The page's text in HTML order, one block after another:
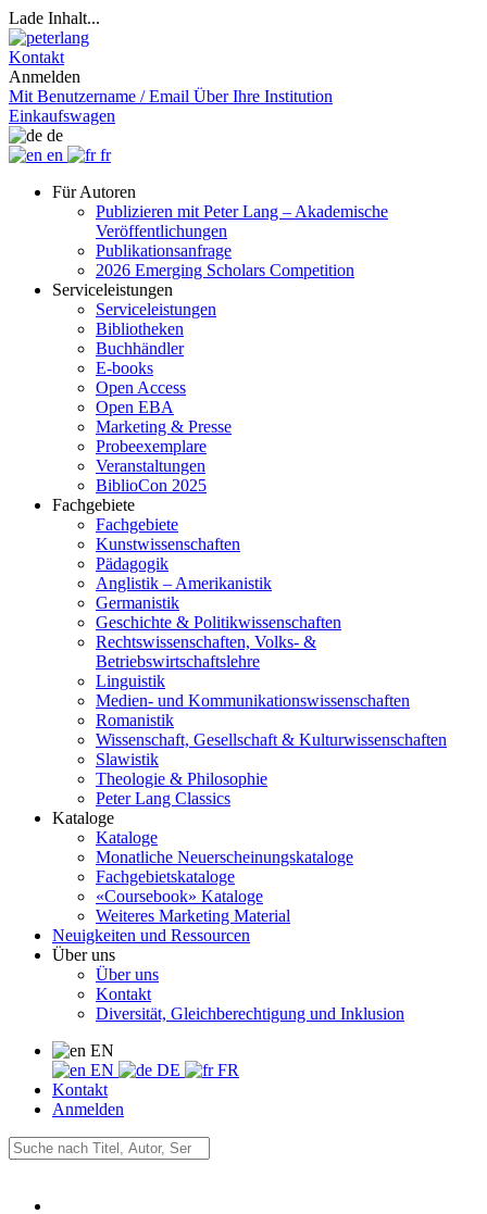
Lade Inhalt...
Kontakt
Anmelden
Mit Benutzername / Email Über Ihre Institution
Einkaufswagen
de
en
fr
Für Autoren
Publizieren mit Peter Lang – Akademische
Veröffentlichungen
Publikationsanfrage
2026 Emerging Scholars Competition
Serviceleistungen
Serviceleistungen
Bibliotheken
Buchhändler
E-books
Open Access
Open EBA
Marketing & Presse
Probeexemplare
Veranstaltungen
BiblioCon 2025
Fachgebiete
Fachgebiete
Kunstwissenschaften
Pädagogik
Anglistik – Amerikanistik
Germanistik
Geschichte & Politikwissenschaften
Rechtswissenschaften, Volks- &
Betriebswirtschaftslehre
Linguistik
Medien- und Kommunikationswissenschaften
Romanistik
Wissenschaft, Gesellschaft & Kulturwissenschaften
Slawistik
Theologie & Philosophie
Peter Lang Classics
Kataloge
Kataloge
Monatliche Neuerscheinungskataloge
Fachgebietskataloge
«Coursebook» Kataloge
Weiteres Marketing Material
Neuigkeiten und Ressourcen
Über uns
Über uns
Kontakt
Diversität, Gleichberechtigung und Inklusion
EN
EN
DE
FR
Kontakt
Anmelden